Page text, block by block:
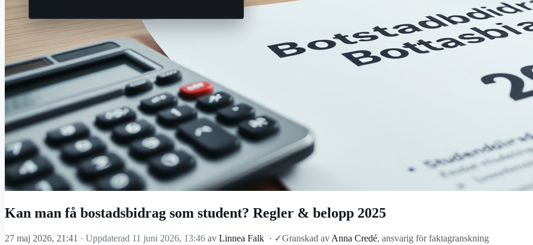
Kan man få bostadsbidrag som student? Regler & belopp 2025
27 maj 2026, 21:41 · Uppdaterad 11 juni 2026, 13:46 av Linnea Falk · ✓Granskad avAnna Credé, ansvarig för faktagranskning